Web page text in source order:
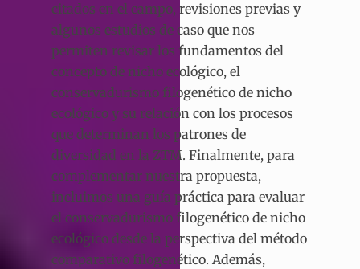
citados en el campo, revisiones previas y
algunos estudios de caso que nos
permiten revisar los fundamentos del
concepto de nicho ecológico, el
conservadurismo filogenético de nicho
ecológico y su relación con los procesos
que determinan los patrones de
diversidad en la ZTM. Finalmente, para
complementar nuestra propuesta,
incluimos una guía práctica para evaluar
el conservadurismo filogenético de nicho
ecológico desde la perspectiva del método
comparativo filogenético. Además,